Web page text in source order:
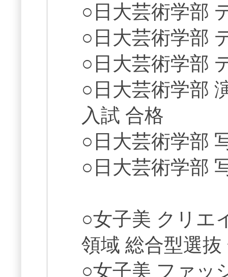
○日大芸術学部
○日大芸術学部
○日大芸術学部
○日大芸術学部
入試 合格
○日大芸術学部
○日大芸術学部
○女子美 クリエ
領域 総合型選抜
○女子美 ファッ